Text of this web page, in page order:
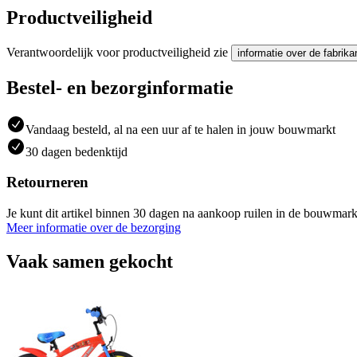
Productveiligheid
Verantwoordelijk voor productveiligheid zie informatie over de
Bestel- en bezorginformatie
Vandaag besteld, al na een uur af te halen in jouw bouwmarkt
30 dagen bedenktijd
Retourneren
Je kunt dit artikel binnen 30 dagen na aankoop ruilen in de
Meer informatie over de bezorging
Vaak samen gekocht